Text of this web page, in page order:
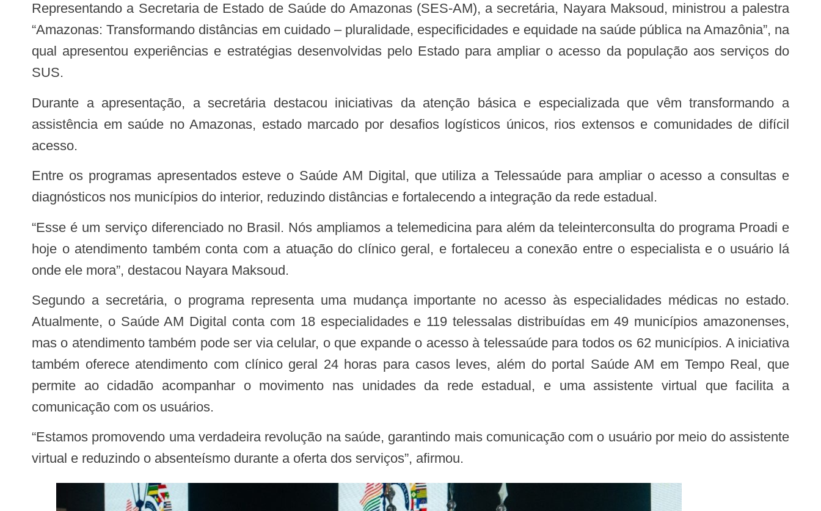
Representando a Secretaria de Estado de Saúde do Amazonas (SES-AM), a secretária, Nayara Maksoud, ministrou a palestra
“Amazonas: Transformando distâncias em cuidado – pluralidade, especificidades e equidade na saúde pública na Amazônia”, na
qual apresentou experiências e estratégias desenvolvidas pelo Estado para ampliar o acesso da população aos serviços do
SUS.
Durante a apresentação, a secretária destacou iniciativas da atenção básica e especializada que vêm transformando a
assistência em saúde no Amazonas, estado marcado por desafios logísticos únicos, rios extensos e comunidades de difícil
acesso.
Entre os programas apresentados esteve o Saúde AM Digital, que utiliza a Telessaúde para ampliar o acesso a consultas e
diagnósticos nos municípios do interior, reduzindo distâncias e fortalecendo a integração da rede estadual.
“Esse é um serviço diferenciado no Brasil. Nós ampliamos a telemedicina para além da teleinterconsulta do programa Proadi e
hoje o atendimento também conta com a atuação do clínico geral, e fortaleceu a conexão entre o especialista e o usuário lá
onde ele mora”, destacou Nayara Maksoud.
Segundo a secretária, o programa representa uma mudança importante no acesso às especialidades médicas no estado.
Atualmente, o Saúde AM Digital conta com 18 especialidades e 119 telessalas distribuídas em 49 municípios amazonenses,
mas o atendimento também pode ser via celular, o que expande o acesso à telessaúde para todos os 62 municípios. A iniciativa
também oferece atendimento com clínico geral 24 horas para casos leves, além do portal Saúde AM em Tempo Real, que
permite ao cidadão acompanhar o movimento nas unidades da rede estadual, e uma assistente virtual que facilita a
comunicação com os usuários.
“Estamos promovendo uma verdadeira revolução na saúde, garantindo mais comunicação com o usuário por meio do assistente
virtual e reduzindo o absenteísmo durante a oferta dos serviços”, afirmou.